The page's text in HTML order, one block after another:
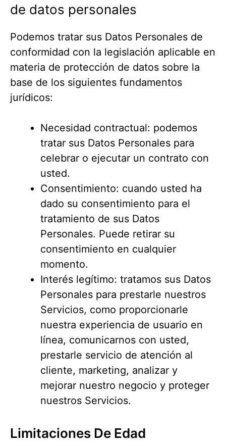
de datos personales
Podemos tratar sus Datos Personales de
conformidad con la legislación aplicable en
materia de protección de datos sobre la
base de los siguientes fundamentos
jurídicos:
Necesidad contractual: podemos
tratar sus Datos Personales para
celebrar o ejecutar un contrato con
usted.
Consentimiento: cuando usted ha
dado su consentimiento para el
tratamiento de sus Datos
Personales. Puede retirar su
consentimiento en cualquier
momento.
Interés legítimo: tratamos sus Datos
Personales para prestarle nuestros
Servicios, como proporcionarle
nuestra experiencia de usuario en
línea, comunicarnos con usted,
prestarle servicio de atención al
cliente, marketing, analizar y
mejorar nuestro negocio y proteger
nuestros Servicios.
Limitaciones De Edad